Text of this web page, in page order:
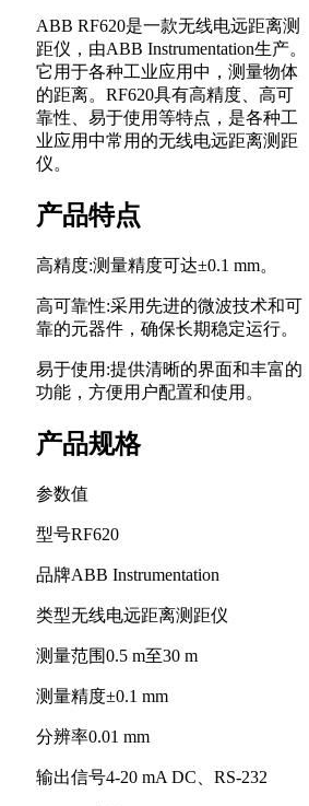
ABB RF620是一款无线电远距离测
距仪，由ABB Instrumentation生产。
它用于各种工业应用中，测量物体
的距离。RF620具有高精度、高可
靠性、易于使用等特点，是各种工
业应用中常用的无线电远距离测距
仪。
产品特点
高精度:测量精度可达±0.1 mm。
高可靠性:采用先进的微波技术和可
靠的元器件，确保长期稳定运行。
易于使用:提供清晰的界面和丰富的
功能，方便用户配置和使用。
产品规格
参数值
型号RF620
品牌ABB Instrumentation
类型无线电远距离测距仪
测量范围0.5 m至30 m
测量精度±0.1 mm
分辨率0.01 mm
输出信号4-20 mA DC、RS-232